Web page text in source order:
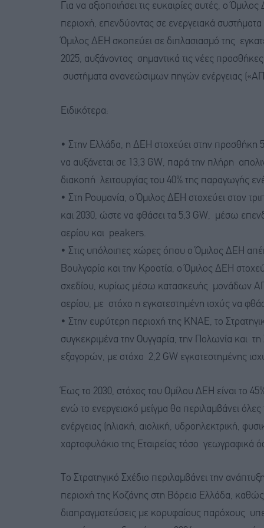
Για να αξιοποιήσει τις ευκαιρίες αυτές, ο
περιοχή, επενδύοντας σε ενεργειακά
Όμιλος ΔΕΗ σκοπεύει σε διπλασιασμό της
2025, αυξάνοντας σημαντικά τις νέες
συστήματα ανανεώσιμων πηγών ενέργειας
Ειδικότερα:
• Στην Ελλάδα, η ΔΕΗ στοχεύει στην προσθήκη
να αυξάνεται σε 13,3 GW, παρά την πλήρη
διακοπή λειτουργίας του 40% της παραγωγής
• Στη Ρουμανία, ο Όμιλος ΔΕΗ στοχεύει στον
και 2030, ώστε να φθάσει τα 5,3 GW, μέσω
αερίου και peakers.
• Στις υπόλοιπες χώρες όπου ο Όμιλος ΔΕΗ
Βουλγαρία και την Κροατία, ο Όμιλος ΔΕΗ
σχεδίου, κυρίως μέσω κατασκευής μονάδων
αερίου, με στόχο η εγκατεστημένη ισχύς να
• Στην ευρύτερη περιοχή της ΚΝΑΕ, το
συγκεκριμένα την Ουγγαρία, την Πολωνία και
εξαγορών, με στόχο 2,2 GW εγκατεστημένης
Έως το 2030, στόχος του Ομίλου ΔΕΗ είναι το
ενώ το ενεργειακό μείγμα θα περιλαμβάνει
ενέργειας (ηλιακή, αιολική, υδροηλεκτρική,
χαρτοφυλάκιο της Εταιρείας τόσο γεωγραφικά
Το Στρατηγικό Σχέδιο περιλαμβάνει την
περιοχή της Κοζάνης στη Βόρεια Ελλάδα, καθώς
διαπραγματεύσεις με κορυφαίους παρόχους